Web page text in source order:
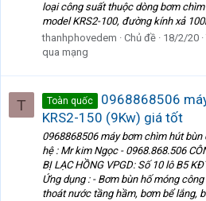
loại công suất thuộc dòng bơm
model KRS2-100, đường kính xả
thanhphovedem
Chủ đề 18/2/20
qua mạng
T Toàn quốc
0968868506
KRS2-150 (9Kw) giá tốt
0968868506 máy bơm chìm hút
hệ : Mr kim Ngọc - 0968.868.506
BỊ LẠC HỒNG VPGD: Số 10 lô B5
Ứng dụng : - Bơm bùn hố móng
thoát nước tầng hầm, bơm bể lắng,